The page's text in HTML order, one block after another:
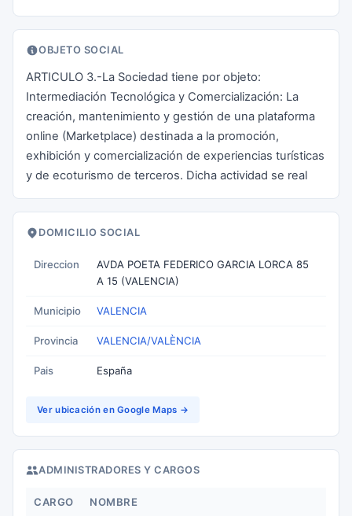
OBJETO SOCIAL
ARTICULO 3.-La Sociedad tiene por objeto:
Intermediación Tecnológica y Comercialización: La
creación, mantenimiento y gestión de una plataforma
online (Marketplace) destinada a la promoción,
exhibición y comercialización de experiencias turísticas
y de ecoturismo de terceros. Dicha actividad se real
DOMICILIO SOCIAL
Direccion
AVDA POETA FEDERICO GARCIA LORCA 85
A 15 (VALENCIA)
Municipio VALENCIA
Provincia VALENCIA/VALÈNCIA
Pais España
Ver ubicación en Google Maps →
ADMINISTRADORES Y CARGOS
CARGO NOMBRE